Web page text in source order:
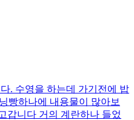
. 수영을 하는데 가기전에 밥
빵하나에 내용물이 많아보
갑니다 거의 계란하나 들었